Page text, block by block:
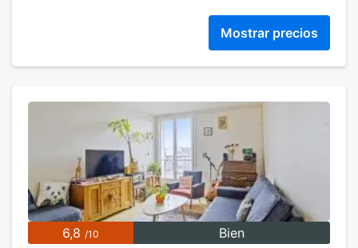
Mostrar precios
6,8 /10 Bien